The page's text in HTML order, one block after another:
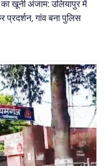
खूनी अंजाम: उलियापुर में
गांव बना पुलिस